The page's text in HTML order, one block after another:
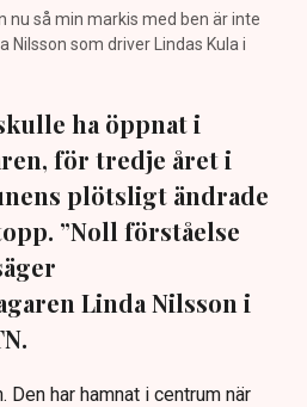
nu så min markis med ben är inte
Nilsson som driver Lindas Kula i
ha öppnat i
för tredje året i
plötsligt ändrade
”Noll förståelse
Linda Nilsson i
Den har hamnat i centrum när